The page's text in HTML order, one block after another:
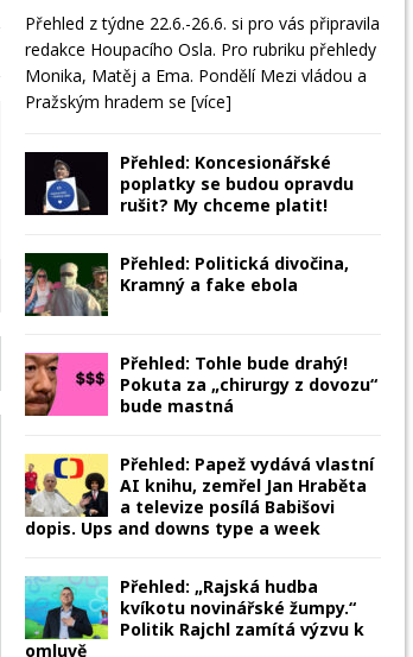
Přehled z týdne 22.6.-26.6. si pro vás připravila
redakce Houpacího Osla. Pro rubriku přehledy
Monika, Matěj a Ema. Pondělí Mezi vládou a
Pražským hradem se [více]
Přehled: Koncesionářské
poplatky se budou opravdu
rušit? My chceme platit!
Přehled: Politická divočina,
Kramný a fake ebola
Přehled: Tohle bude drahý!
Pokuta za „chirurgy z dovozu“
bude mastná
Přehled: Papež vydává vlastní
AI knihu, zemřel Jan Hraběta
a televize posílá Babišovi
dopis. Ups and downs type a week
Přehled: „Rajská hudba
kvíkotu novinářské žumpy.“
Politik Rajchl zamítá výzvu k
omluvě